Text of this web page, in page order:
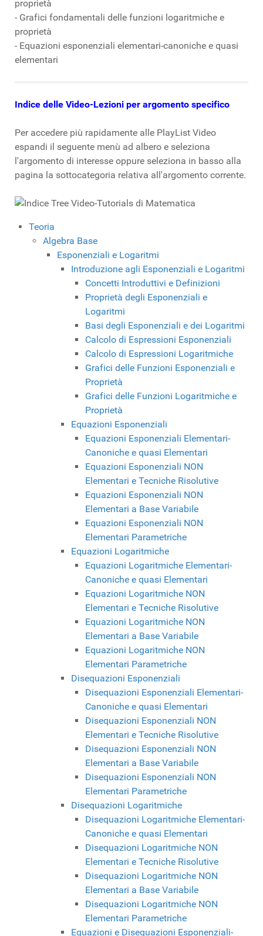
proprietà
- Grafici fondamentali delle funzioni logaritmiche e
proprietà
- Equazioni esponenziali elementari-canoniche e quasi
elementari
Indice delle Video-Lezioni per argomento specifico
Per accedere più rapidamente alle PlayList Video
espandi il seguente menù ad albero e seleziona
l'argomento di interesse oppure seleziona in basso alla
pagina la sottocategoria relativa all'argomento corrente.
Indice Tree Video-Tutorials di Matematica
Teoria
Algebra Base
Esponenziali e Logaritmi
Introduzione agli Esponenziali e Logaritmi
Concetti Introduttivi e Definizioni
Proprietà degli Esponenziali e
Logaritmi
Basi degli Esponenziali e dei Logaritmi
Calcolo di Espressioni Esponenziali
Calcolo di Espressioni Logaritmiche
Grafici delle Funzioni Esponenziali e
Proprietà
Grafici delle Funzioni Logaritmiche e
Proprietà
Equazioni Esponenziali
Equazioni Esponenziali Elementari-
Canoniche e quasi Elementari
Equazioni Esponenziali NON
Elementari e Tecniche Risolutive
Equazioni Esponenziali NON
Elementari a Base Variabile
Equazioni Esponenziali NON
Elementari Parametriche
Equazioni Logaritmiche
Equazioni Logaritmiche Elementari-
Canoniche e quasi Elementari
Equazioni Logaritmiche NON
Elementari e Tecniche Risolutive
Equazioni Logaritmiche NON
Elementari a Base Variabile
Equazioni Logaritmiche NON
Elementari Parametriche
Disequazioni Esponenziali
Disequazioni Esponenziali Elementari-
Canoniche e quasi Elementari
Disequazioni Esponenziali NON
Elementari e Tecniche Risolutive
Disequazioni Esponenziali NON
Elementari a Base Variabile
Disequazioni Esponenziali NON
Elementari Parametriche
Disequazioni Logaritmiche
Disequazioni Logaritmiche Elementari-
Canoniche e quasi Elementari
Disequazioni Logaritmiche NON
Elementari e Tecniche Risolutive
Disequazioni Logaritmiche NON
Elementari a Base Variabile
Disequazioni Logaritmiche NON
Elementari Parametriche
Equazioni e Disequazioni Esponenziali-